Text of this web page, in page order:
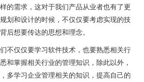
的需求，这对于我们产品从业者也有了更
划和设计的时候，不仅仅要考虑实现的技
后想要传达的思想和理念。
不仅仅要学习软件技术，也要熟悉相关行
和掌握相关行业的管理知识，除此以外，
多学习企业管理相关的知识，提高自己的